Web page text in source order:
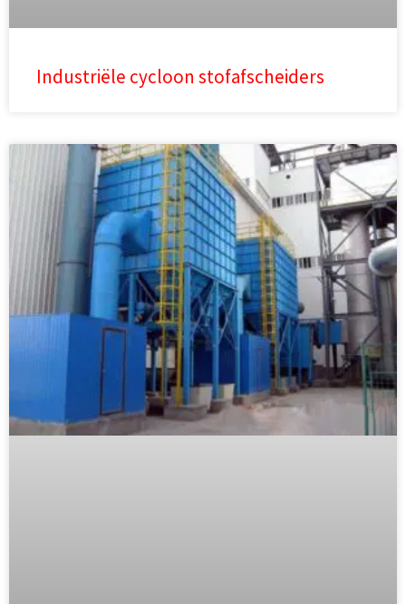
Industriële cycloon stofafscheiders